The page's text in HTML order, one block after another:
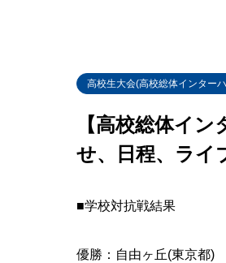
高校生大会(高校総体インター
【高校総体イ
せ、日程、ライ
■学校対抗戦結果
優勝：自由ヶ丘(東京都)